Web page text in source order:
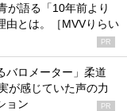
が語る「10年前より
由とは。［MVVりらい
PR
バロメーター」柔道
が感じていた声の力
ョン
PR